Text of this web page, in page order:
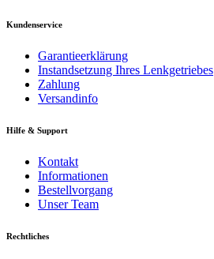
Kundenservice
Garantieerklärung
Instandsetzung Ihres Lenkgetriebes
Zahlung
Versandinfo
Hilfe & Support
Kontakt
Informationen
Bestellvorgang
Unser Team
Rechtliches